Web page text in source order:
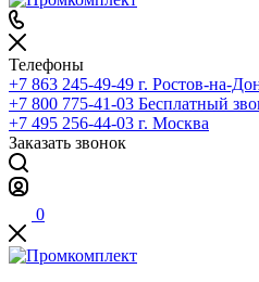
Телефоны
+7 863 245-49-49 г. Ростов-на-
+7 800 775-41-03 Бесплатный
+7 495 256-44-03 г. Москва
Заказать звонок
0